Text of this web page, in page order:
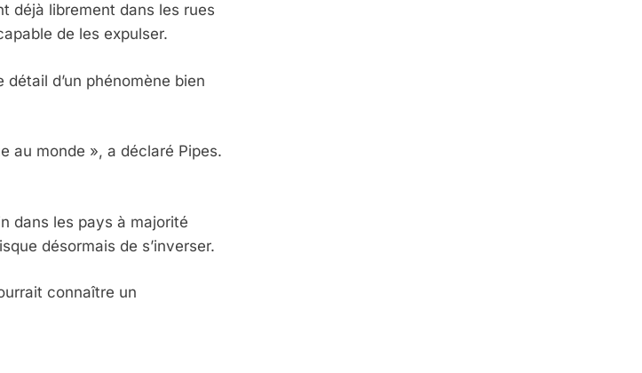
déjà librement dans les rues
de les expulser.
d’un phénomène bien
au monde », a déclaré Pipes.
dans les pays à majorité
désormais de s’inverser.
connaître un
D’ADL Contre L’antisémitisme
MA JUDAÏTE Par Thérèse Zrihen-